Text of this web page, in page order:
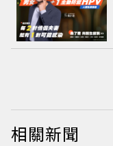
相關新聞